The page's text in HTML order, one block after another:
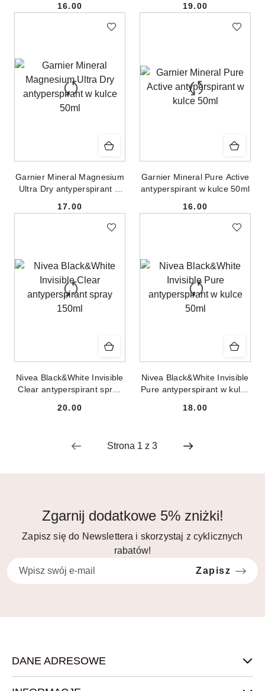
Cena:
16.00
Cena:
19.00
Garnier Mineral Magnesium
Ultra Dry antyperspirant w
Cena:
17.00
Garnier Mineral Pure Active
antyperspirant w kulce 50ml
Cena:
16.00
Nivea Black&White Invisible
Clear antyperspirant spray
Cena:
20.00
Nivea Black&White Invisible
Pure antyperspirant w kulce
Cena:
18.00
Zgarnij dodatkowe 5% zniżki!
Zapisz się do Newslettera i skorzystaj z cyklicznych
rabatów!
Zapisz
DANE ADRESOWE